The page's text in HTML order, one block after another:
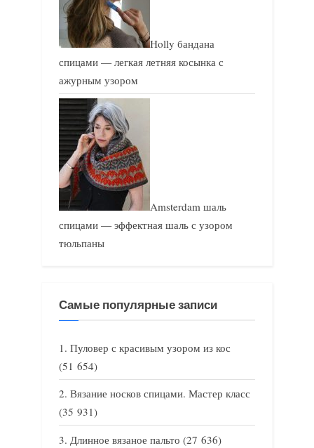
Holly бандана
спицами — легкая летняя косынка с
ажурным узором
Amsterdam шаль
спицами — эффектная шаль с узором
тюльпаны
Самые популярные записи
Пуловер с красивым узором из кос
(51 654)
Вязание носков спицами. Мастер класс
(35 931)
Длинное вязаное пальто (27 636)